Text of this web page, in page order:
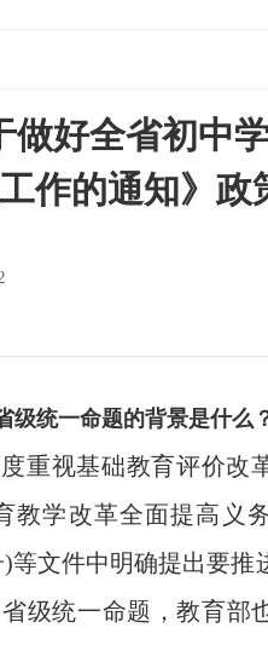
做好全省初中
作的通知》政
级统一命题的背景是什么
重视基础教育评价改
教学改革全面提高义
)等文件中明确提出要推
级统一命题，教育部